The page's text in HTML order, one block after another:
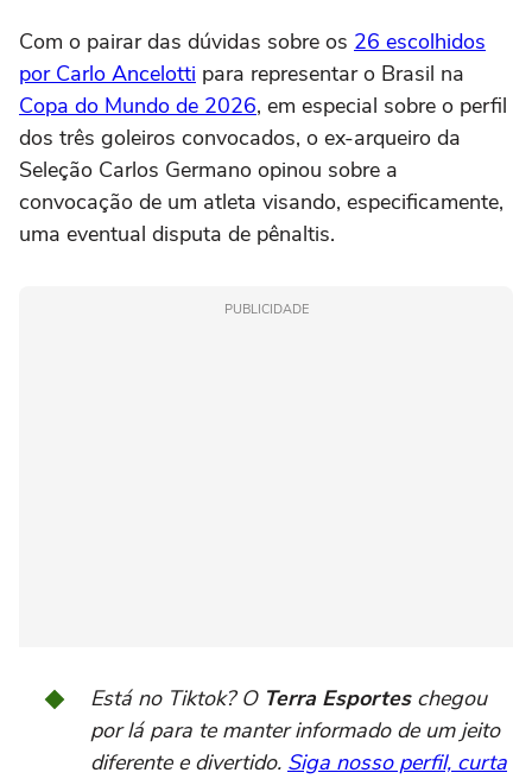
Com o pairar das dúvidas sobre os 26 escolhidos
por Carlo Ancelotti para representar o Brasil na
Copa do Mundo de 2026, em especial sobre o perfil
dos três goleiros convocados, o ex-arqueiro da
Seleção Carlos Germano opinou sobre a
convocação de um atleta visando, especificamente,
uma eventual disputa de pênaltis.
PUBLICIDADE
Está no Tiktok? O Terra Esporteschegou
por lá para te manter informado de um jeito
diferente e divertido. Siga nosso perfil, curta